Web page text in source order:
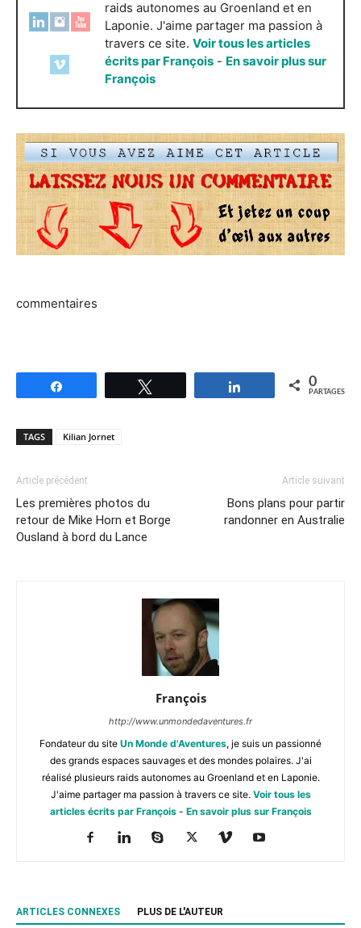
raids autonomes au Groenland et en
Laponie. J'aime partager ma passion à
travers ce site. Voir tous les articles
écrits par François - En savoir plus sur
François
commentaires
Partagez 0
PARTAGES
TAGS Kilian Jornet
Article précédent
Les premières photos du
retour de Mike Horn et Borge
Ousland à bord du Lance
Article suivant
Bons plans pour partir
randonner en Australie
François
http://www.unmondedaventures.fr
Fondateur du site Un Monde d'Aventures, je suis un passionné
des grands espaces sauvages et des mondes polaires. J'ai
réalisé plusieurs raids autonomes au Groenland et en Laponie.
J'aime partager ma passion à travers ce site. Voir tous les
articles écrits par François- En savoir plus sur François
ARTICLES CONNEXES PLUS DE L'AUTEUR